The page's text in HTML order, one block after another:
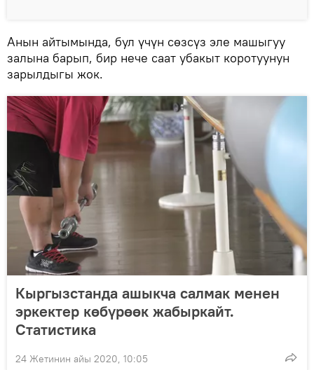
Анын айтымында, бул үчүн сөзсүз эле машыгуу
залына барып, бир нече саат убакыт коротуунун
зарылдыгы жок.
Кыргызстанда ашыкча салмак менен
эркектер көбүрөөк жабыркайт.
Статистика
24 Жетинин айы 2020, 10:05